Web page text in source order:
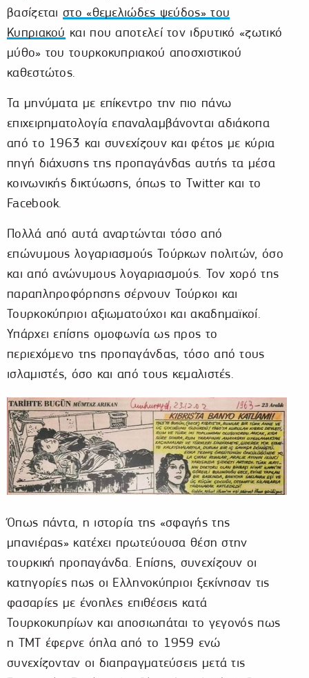
βασίζεταιστο «θεμελιώδες ψεύδος» του
Κυπριακού και που αποτελεί τον ιδρυτικό «ζωτικό
μύθο» του τουρκοκυπριακού αποσχιστικού
καθεστώτος.
Τα μηνύματα με επίκεντρο την πιο πάνω
επιχειρηματολογία επαναλαμβάνονται αδιάκοπα
από το 1963 και συνεχίζουν και φέτος με κύρια
πηγή διάχυσης της προπαγάνδας αυτής τα μέσα
κοινωνικής δικτύωσης, όπως το Twitter και το
Facebook.
Πολλά από αυτά αναρτώνται τόσο από
επώνυμους λογαριασμούς Τούρκων πολιτών, όσο
και από ανώνυμους λογαριασμούς. Τον χορό της
παραπληροφόρησης σέρνουν Τούρκοι και
Τουρκοκύπριοι αξιωματούχοι και ακαδημαϊκοί.
Υπάρχει επίσης ομοφωνία ως προς το
περιεχόμενο της προπαγάνδας, τόσο από τους
ισλαμιστές, όσο και από τους κεμαλιστές.
Όπως πάντα, η ιστορία της «σφαγής της
μπανιέρας» κατέχει πρωτεύουσα θέση στην
τουρκική προπαγάνδα. Επίσης, συνεχίζουν οι
κατηγορίες πως οι Ελληνοκύπριοι ξεκίνησαν τις
φασαρίες με ένοπλες επιθέσεις κατά
Τουρκοκυπρίων και αποσιωπάται το γεγονός πως
η ΤΜΤ έφερνε όπλα από το 1959 ενώ
συνεχίζονταν οι διαπραγματεύσεις μετά τις